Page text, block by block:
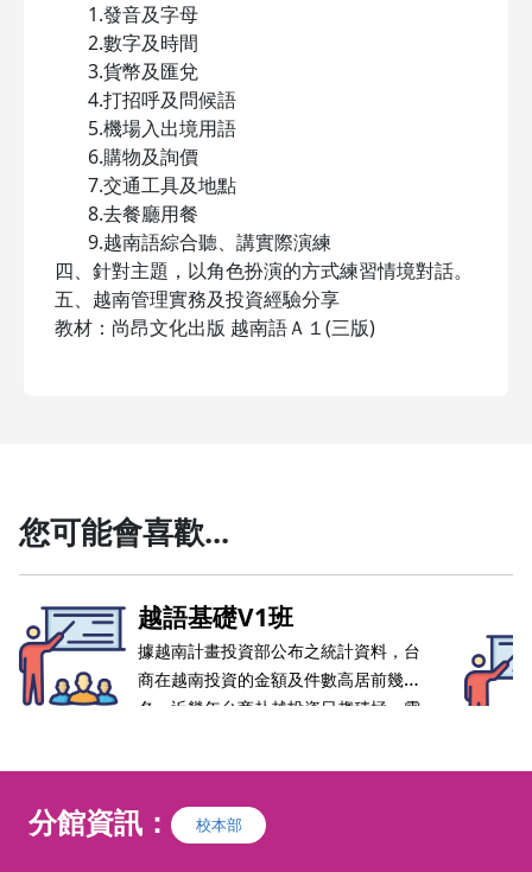
1.發音及字母
2.數字及時間
3.貨幣及匯兌
4.打招呼及問候語
5.機場入出境用語
6.購物及詢價
7.交通工具及地點
8.去餐廳用餐
9.越南語綜合聽、講實際演練
四、針對主題，以角色扮演的方式練習情境對話。
五、越南管理實務及投資經驗分享
教材：尚昂文化出版 越南語Ａ１(三版)
您可能會喜歡...
越語基礎V1班
據越南計畫投資部公布之統計資料，台
商在越南投資的金額及件數高居前幾
名，近幾年台商赴越投資日趨積極，電
顯示越南是台商設廠的不錯選擇。 有
鑑於此，本部特規劃越南語課程，由發
分館資訊： 校本部